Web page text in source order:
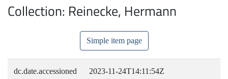
Collection: Reinecke, Hermann
Simple item page
dc.date.accessioned 2023-11-24T14:11:54Z